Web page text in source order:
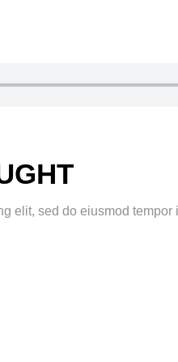
elit, sed do eiusmod